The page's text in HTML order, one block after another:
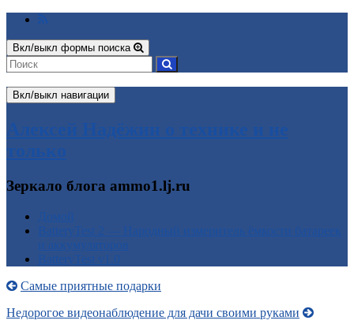
Вкл/выкл формы поиска
Вкл/выкл навигации
Алексей Надёжин о технике и не
только
Зеркало блога ammo1.lj.ru
Самые приятные подарки
Недорогое видеонаблюдение для дачи своими руками